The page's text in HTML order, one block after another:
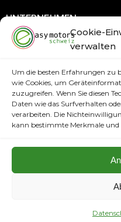
Cookie-
verwalten
Um die besten Erfahrungen zu
wie Cookies, um
zuzugreifen. Wenn Sie diesen
Daten wie das Surfverhalten
verarbeiten. Die
kann bestimmte Merkmale
UNTERNEHMEN
Über uns
AGB
Impressum
Copyright © 2024. Alle